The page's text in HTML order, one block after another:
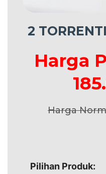
2
Harga
Harga
Pilihan Produk: